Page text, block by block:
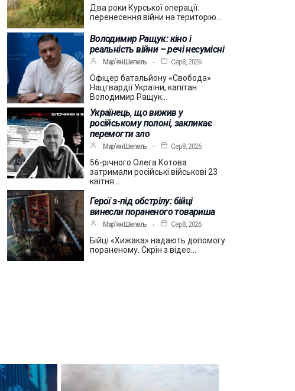
Два роки Курської операції:
перенесення війни на територію…
Володимир Ращук: кіно і
реальність війни – речі несумісні
Мар’ян Шепель Сер 8, 2026
Офіцер батальйону «Свобода»
Нацгвардії України, капітан
Володимир Ращук…
Українець, що вижив у
російському полоні, закликає
перемогти зло
Мар’ян Шепель Сер 8, 2026
56-річного Олега Котова
затримали російські військові 23
квітня…
Герої з-під обстрілу: бійці
винесли пораненого товариша
Мар’ян Шепель Сер 8, 2026
Бійці «Хижака» надають допомогу
пораненому. Скрін з відео…